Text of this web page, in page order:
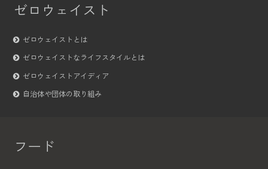
ゼロウェイスト
ゼロウェイストとは
ゼロウェイストなライフスタイルとは
ゼロウェイストアイディア
自治体や団体の取り組み
フード